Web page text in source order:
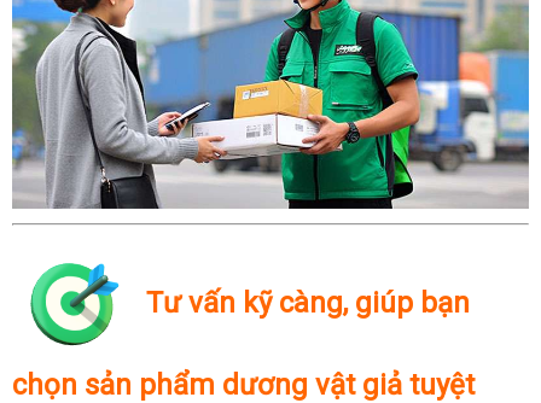
Tư vấn kỹ càng, giúp bạn
chọn sản phẩm dương vật giả tuyệt